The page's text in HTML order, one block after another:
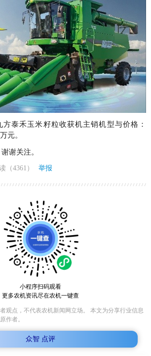
方泰禾玉米籽粒收获机主销机型与价格：
元。
谢关注。
（4361） 举报
小程序扫码观看
更多农机资讯尽在农机一键查
观点，不代表农机新闻网立场。 本文为分享行业信息
作者。
众智 点评